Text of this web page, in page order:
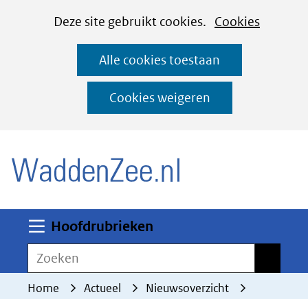
CookiesDeze site gebruikt cookies. Cookies
deze
worden
toegestaan
geweigerd.
Alle cookies toestaan
Cookies weigeren
Ga
naar
de
inhoud
Hoofdrubrieken
Zoeken
Home Actueel
Nieuwsoverzicht